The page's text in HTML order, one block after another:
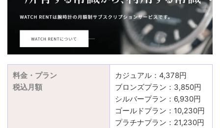
料金・プラン
税込月額
カジュアル：4,378円
ブロンズプラン：3,850円
シルバープラン：6,930円
ゴールドプラン：10,230円
プラチナプラン：21,230円